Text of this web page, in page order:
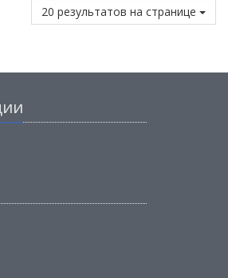
20 результатов на странице